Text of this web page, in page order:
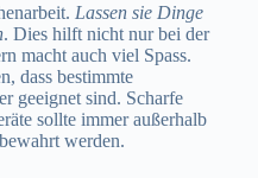
Lassen sie Dinge
. Dies hilft nicht nur bei der
macht auch viel Spass.
dass bestimmte
geeignet sind. Scharfe
sollte immer außerhalb
werden.